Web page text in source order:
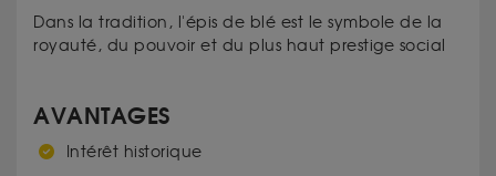
Dans la tradition, l'épis de blé est le symbole de la
royauté, du pouvoir et du plus haut prestige social
AVANTAGES
Intérêt historique